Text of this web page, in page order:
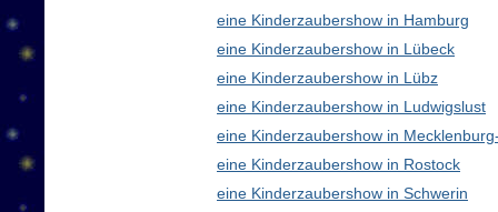
eine Kinderzaubershow in Hamburg
eine Kinderzaubershow in Lübeck
eine Kinderzaubershow in Lübz
eine Kinderzaubershow in Ludwigslust
eine Kinderzaubershow in
eine Kinderzaubershow in Rostock
eine Kinderzaubershow in Schwerin